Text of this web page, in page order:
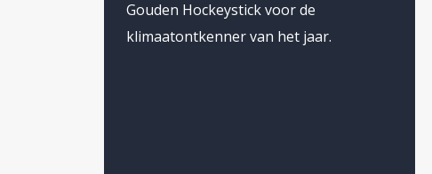
Gouden Hockeystick voor de
klimaatontkenner van het jaar.